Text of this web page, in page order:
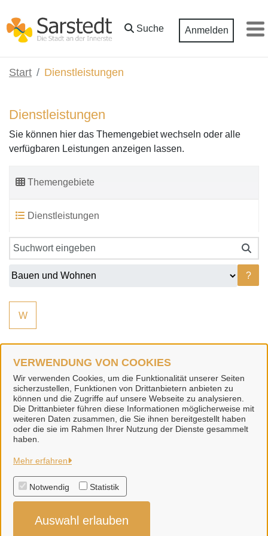
VERWENDUNG VON COOKIES
Wir verwenden Cookies, um die Funktionalität unserer Seiten
sicherzustellen, Funktionen von Drittanbietern anbieten zu
können und die Zugriffe auf unsere Webseite zu analysieren.
Die Drittanbieter führen diese Informationen möglicherweise mit
weiteren Daten zusammen, die Sie ihnen bereitgestellt haben
oder die sie im Rahmen Ihrer Nutzung der Dienste gesammelt
haben.
Mehr erfahren
Notwendig Statistik
Auswahl erlauben
Suche Anmelden
Start Dienstleistungen
Dienstleistungen
Sie können hier das Themengebiet wechseln oder alle
verfügbaren Leistungen anzeigen lassen.
Themengebiete
Dienstleistungen
?
W
W
Wohngeld (LK Hildesheim)
Stadt Sarstedt
Alle Rechte vorbehalten